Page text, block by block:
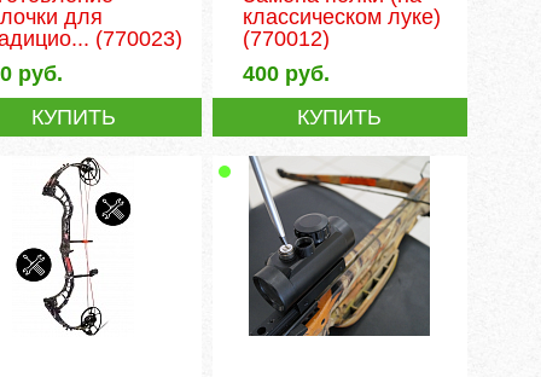
для
(770023)
руб.
КУПИТЬ
классическом луке)
(770012)
400руб.
КУПИТЬ